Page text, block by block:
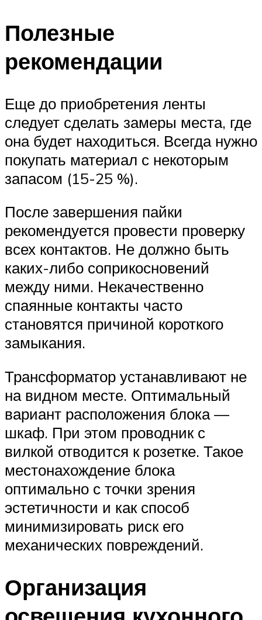
Полезные
рекомендации
Еще до приобретения ленты
следует сделать замеры места, где
она будет находиться. Всегда нужно
покупать материал с некоторым
запасом (15-25 %).
После завершения пайки
рекомендуется провести проверку
всех контактов. Не должно быть
каких-либо соприкосновений
между ними. Некачественно
спаянные контакты часто
становятся причиной короткого
замыкания.
Трансформатор устанавливают не
на видном месте. Оптимальный
вариант расположения блока —
шкаф. При этом проводник с
вилкой отводится к розетке. Такое
местонахождение блока
оптимально с точки зрения
эстетичности и как способ
минимизировать риск его
механических повреждений.
Организация